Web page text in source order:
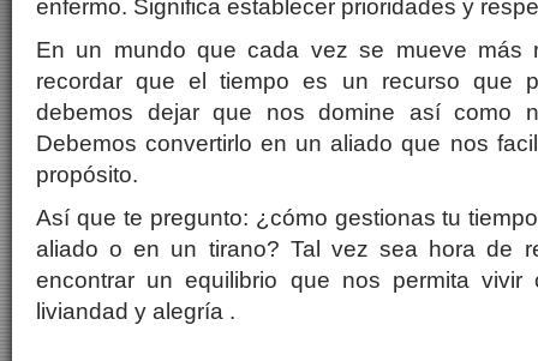
enfermo. Significa establecer prioridades y
En un mundo que cada vez se mueve más
recordar que el tiempo es un recurso que
debemos dejar que nos domine así como
Debemos convertirlo en un aliado que nos
propósito.
Así que te pregunto: ¿cómo gestionas tu
aliado o en un tirano? Tal vez sea hora de
encontrar un equilibrio que nos permita vivir
liviandad y alegría .